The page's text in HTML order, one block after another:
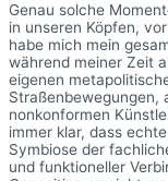
Genau solche
in unseren Köpfen,
habe mich mein
während meiner Zeit
eigenen
Straßenbewegungen,
nonkonformen
immer klar, dass
Symbiose der
und funktioneller